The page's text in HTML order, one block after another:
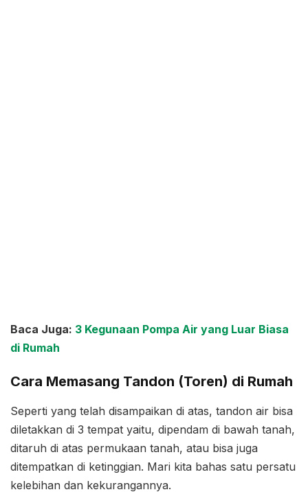
Baca Juga: 3 Kegunaan Pompa Air yang Luar Biasa
di Rumah
Cara Memasang Tandon (Toren) di Rumah
Seperti yang telah disampaikan di atas, tandon air bisa
diletakkan di 3 tempat yaitu, dipendam di bawah tanah,
ditaruh di atas permukaan tanah, atau bisa juga
ditempatkan di ketinggian. Mari kita bahas satu persatu
kelebihan dan kekurangannya.